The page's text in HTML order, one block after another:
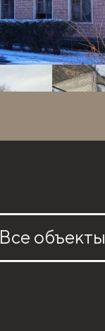
Все объекты